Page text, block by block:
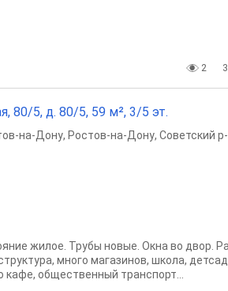
2
80/5, д. 80/5, 59 м², 3/5 эт.
на-Дону, Ростов-на-Дону, Советский
жилое. Трубы новые. Окна во двор.
много магазинов, школа,
кафе, общественный транспорт...